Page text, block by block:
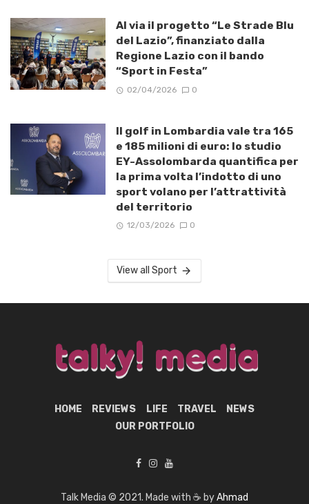
Al via il progetto “Le Strade Blu
del Lazio”, finanziato dalla
Regione Lazio con il bando
“Sport in Festa”
02/04/2026 0
Il golf in Lombardia vale tra 165
e 185 milioni di euro: lo studio
EY-Assolombarda quantifica per
la prima volta l’indotto di uno
sport volano per l’attrattività
del territorio
12/03/2026 0
View all Sport
HOME REVIEWS LIFE TRAVEL
NEWS
OUR PORTFOLIO
Talk Media © 2021. Made with ☕ byAhmad